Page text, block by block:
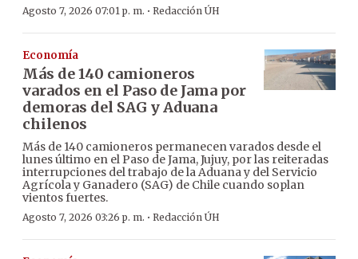
Agosto 7, 2026 07:01 p. m. · Redacción ÚH
Economía
Más de 140 camioneros
varados en el Paso de Jama por
demoras del SAG y Aduana
chilenos
Más de 140 camioneros permanecen varados desde el
lunes último en el Paso de Jama, Jujuy, por las reiteradas
interrupciones del trabajo de la Aduana y del Servicio
Agrícola y Ganadero (SAG) de Chile cuando soplan
vientos fuertes.
Agosto 7, 2026 03:26 p. m. · Redacción ÚH